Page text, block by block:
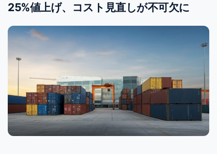
25%値上げ、コスト見直しが不可欠に